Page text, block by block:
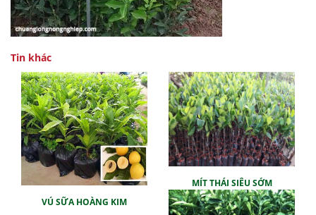
Tin khác
VÚ SỮA HOÀNG KIM
MÍT THÁI SIÊU SỚM